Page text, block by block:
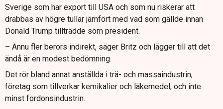
Sverige som har export till USA och som nu riskerar att
drabbas av högre tullar jämfört med vad som gällde innan
Donald Trump tillträdde som president.
– Ännu fler berörs indirekt, säger Britz och lägger till att det
ändå är en modest bedömning.
Det rör bland annat anställda i trä- och massaindustrin,
företag som tillverkar kemikalier och läkemedel, och inte
minst fordonsindustrin.